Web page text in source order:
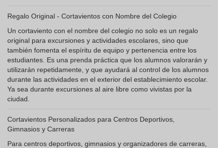
Regalo Original - Cortavientos con Nombre del Colegio
Un cortaviento con el nombre del colegio no solo es un regalo
original para excursiones y actividades escolares, sino que
también fomenta el espíritu de equipo y pertenencia entre los
estudiantes. Es una prenda práctica que los alumnos valorarán y
utilizarán repetidamente, y que ayudará al control de los alumnos
durante las actividades en el exterior del establecimiento escolar.
Ya sea durante excursiones al aire libre como vivistas por la
ciudad.
Cortavientos Personalizados para Centros Deportivos,
Gimnasios y Carreras
Para centros deportivos, gimnasios y organizadores de carreras,